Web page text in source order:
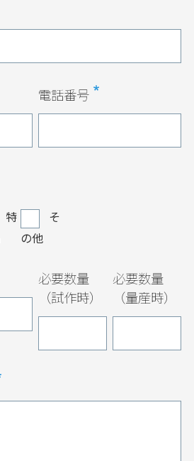
電話番号
特
そ
の他
必要数量
（試作時）
必要数量
（量産時）